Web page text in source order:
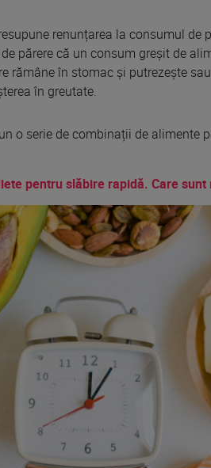
renunțarea la consumul de
de părere că un consum greșit de
rămâne în stomac și putrezește sau
în greutate.
o serie decombinații de alimente
pentru slăbire rapidă. Care